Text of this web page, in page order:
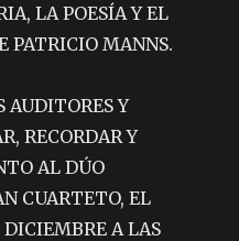
LA POESÍA Y EL
PATRICIO MANNS.
AUDITORES Y
RECORDAR Y
AL DÚO
CUARTETO, EL
A LAS